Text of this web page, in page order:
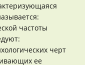
частоты
черт
ее